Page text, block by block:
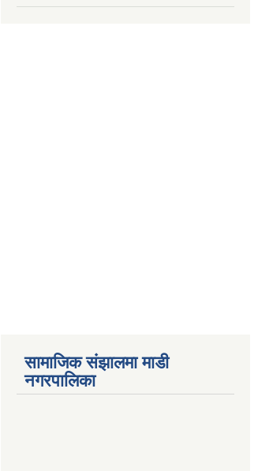
सामाजिक संझालमा माडी
नगरपालिका